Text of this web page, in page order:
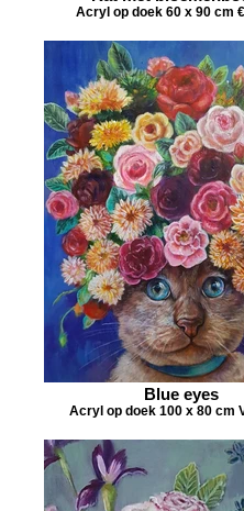
Acryl op doek 60 x 90 cm
Blue eyes
Acryl op doek 100 x 80 cm